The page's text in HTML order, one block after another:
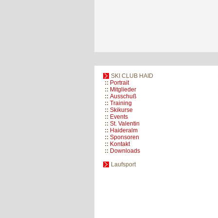
SKI CLUB HAID
:: Portrait
:: Mitglieder
:: Ausschuß
:: Training
:: Skikurse
:: Events
:: St. Valentin
:: Haideralm
:: Sponsoren
:: Kontakt
:: Downloads
Laufsport